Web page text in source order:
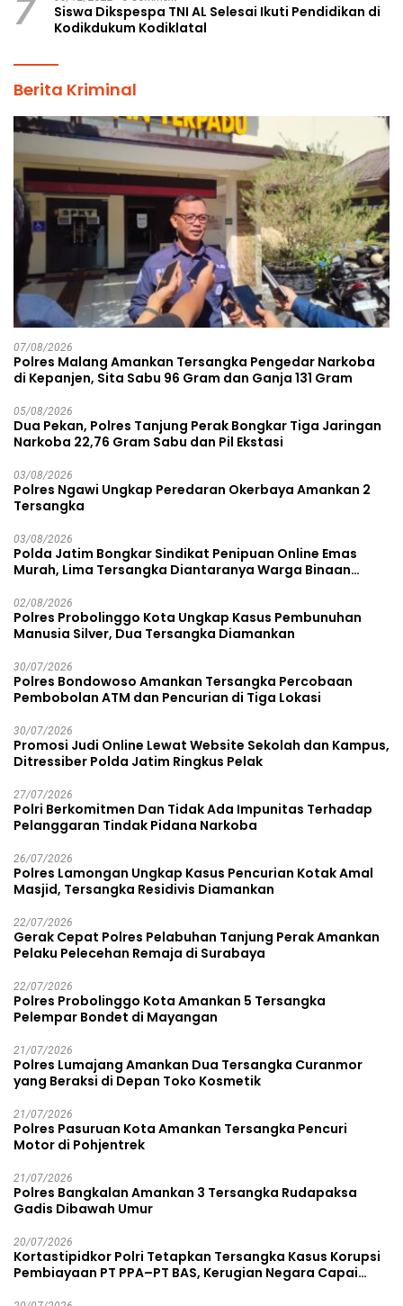
7
Siswa Dikspespa TNI AL Selesai Ikuti Pendidikan di
Kodikdukum Kodiklatal
Berita Kriminal
07/08/2026
Polres Malang Amankan Tersangka Pengedar Narkoba
di Kepanjen, Sita Sabu 96 Gram dan Ganja 131 Gram
05/08/2026
Dua Pekan, Polres Tanjung Perak Bongkar Tiga Jaringan
Narkoba 22,76 Gram Sabu dan Pil Ekstasi
03/08/2026
Polres Ngawi Ungkap Peredaran Okerbaya Amankan 2
Tersangka
03/08/2026
Polda Jatim Bongkar Sindikat Penipuan Online Emas
Murah, Lima Tersangka Diantaranya Warga Binaan
02/08/2026
Polres Probolinggo Kota Ungkap Kasus Pembunuhan
Manusia Silver, Dua Tersangka Diamankan
30/07/2026
Polres Bondowoso Amankan Tersangka Percobaan
Pembobolan ATM dan Pencurian di Tiga Lokasi
30/07/2026
Promosi Judi Online Lewat Website Sekolah dan Kampus,
Ditressiber Polda Jatim Ringkus Pelak
27/07/2026
Polri Berkomitmen Dan Tidak Ada Impunitas Terhadap
Pelanggaran Tindak Pidana Narkoba
26/07/2026
Polres Lamongan Ungkap Kasus Pencurian Kotak Amal
Masjid, Tersangka Residivis Diamankan
22/07/2026
Gerak Cepat Polres Pelabuhan Tanjung Perak Amankan
Pelaku Pelecehan Remaja di Surabaya
22/07/2026
Polres Probolinggo Kota Amankan 5 Tersangka
Pelempar Bondet di Mayangan
21/07/2026
Polres Lumajang Amankan Dua Tersangka Curanmor
yang Beraksi di Depan Toko Kosmetik
21/07/2026
Polres Pasuruan Kota Amankan Tersangka Pencuri
Motor di Pohjentrek
21/07/2026
Polres Bangkalan Amankan 3 Tersangka Rudapaksa
Gadis Dibawah Umur
20/07/2026
Kortastipidkor Polri Tetapkan Tersangka Kasus Korupsi
Pembiayaan PT PPA–PT BAS, Kerugian Negara Capai